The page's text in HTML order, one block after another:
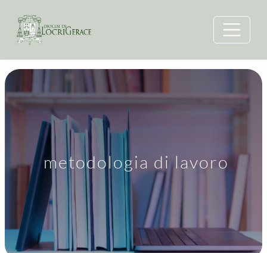
metodologia di lavoro